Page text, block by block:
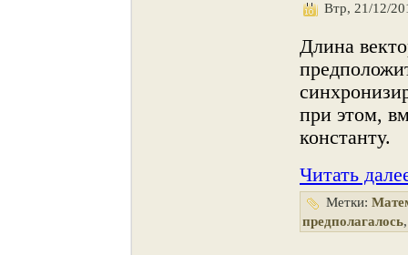
Втр, 21/12/
Длина
при этом,
константу.
Читать
Метки:
предполагалось